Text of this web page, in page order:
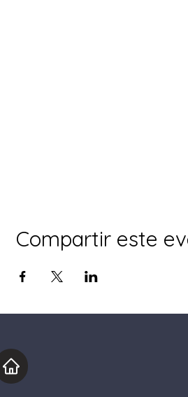
Compartir este